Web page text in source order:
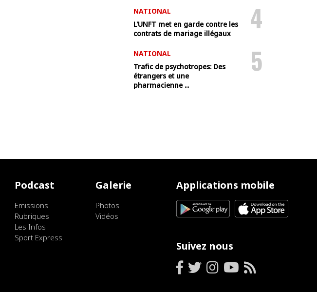
NATIONAL
L'UNFT met en garde contre les
contrats de mariage illégaux
4
NATIONAL
Trafic de psychotropes: Des
étrangers et une
pharmacienne ...
5
Podcast
Emissions
Rubriques
Les Infos
Sport Express
Galerie
Photos
Vidéos
Applications mobile
Suivez nous